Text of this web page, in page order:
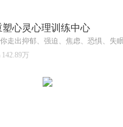
塑心灵心理训练中心
142.89万